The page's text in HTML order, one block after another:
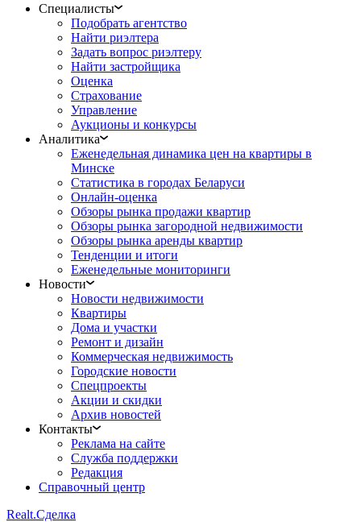
Специалисты
Подобрать агентство
Найти риэлтера
Задать вопрос риэлтеру
Найти застройщика
Оценка
Страхование
Управление
Аукционы и конкурсы
Аналитика
Еженедельная динамика цен на квартиры в
Минске
Статистика в городах Беларуси
Онлайн-оценка
Обзоры рынка продажи квартир
Обзоры рынка загородной недвижимости
Обзоры рынка аренды квартир
Тенденции и итоги
Еженедельные мониторинги
Новости
Новости недвижимости
Квартиры
Дома и участки
Ремонт и дизайн
Коммерческая недвижимость
Городские новости
Спецпроекты
Акции и скидки
Архив новостей
Контакты
Реклама на сайте
Служба поддержки
Редакция
Справочный центр
Realt.Сделка